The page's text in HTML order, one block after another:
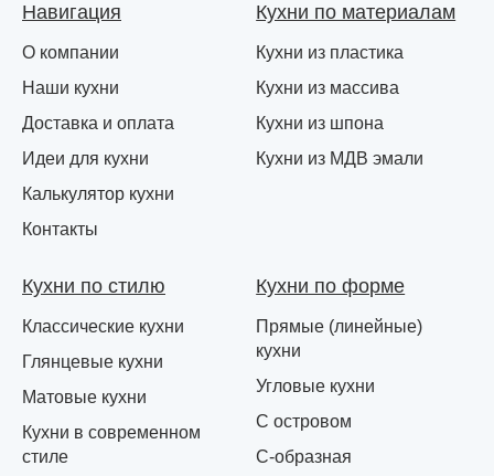
Навигация
О компании
Наши кухни
Доставка и оплата
Идеи для кухни
Калькулятор кухни
Контакты
Кухни по материалам
Кухни из пластика
Кухни из массива
Кухни из шпона
Кухни из МДВ эмали
Кухни по стилю
Классические кухни
Глянцевые кухни
Матовые кухни
Кухни в современном
стиле
Кухни по форме
Прямые (линейные)
кухни
Угловые кухни
С островом
С-образная